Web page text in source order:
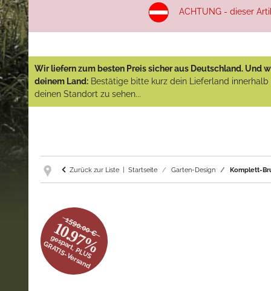
ACHTUNG - dieser
Wir liefern zum besten Preis sicher aus Deutschland. Und
deinem Land: Bestätige bitte kurz dein Lieferland
deinen Standort zu sehen...
Zurück zur Liste Startseite Garten-Design Komplett-
1590.00 €
10.97%
gespart, PLUS
GRATIS-Versand